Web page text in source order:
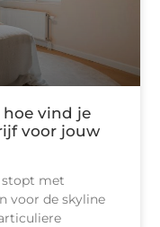
hoe vind je
voor jouw
stopt met
voor de skyline